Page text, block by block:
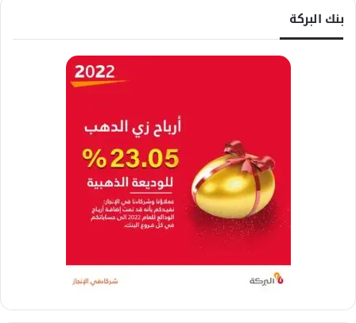
بنك البركة